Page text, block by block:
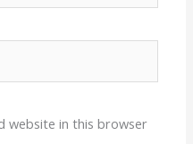
website in this browser